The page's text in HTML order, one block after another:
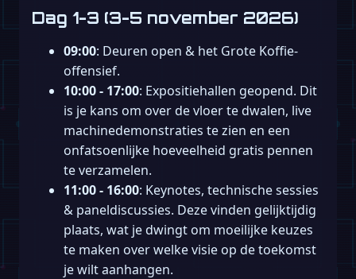
Dag 1-3 (3-5 november 2026)
09:00: Deuren open & het Grote Koffie-
offensief.
10:00 - 17:00: Expositiehallen geopend. Dit
is je kans om over de vloer te dwalen, live
machinedemonstraties te zien en een
onfatsoenlijke hoeveelheid gratis pennen
te verzamelen.
11:00 - 16:00: Keynotes, technische sessies
& paneldiscussies. Deze vinden gelijktijdig
plaats, wat je dwingt om moeilijke keuzes
te maken over welke visie op de toekomst
je wilt aanhangen.